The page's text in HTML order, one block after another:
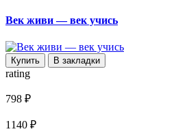
Век живи — век учись
Купить В закладки
rating
798 ₽
1140 ₽